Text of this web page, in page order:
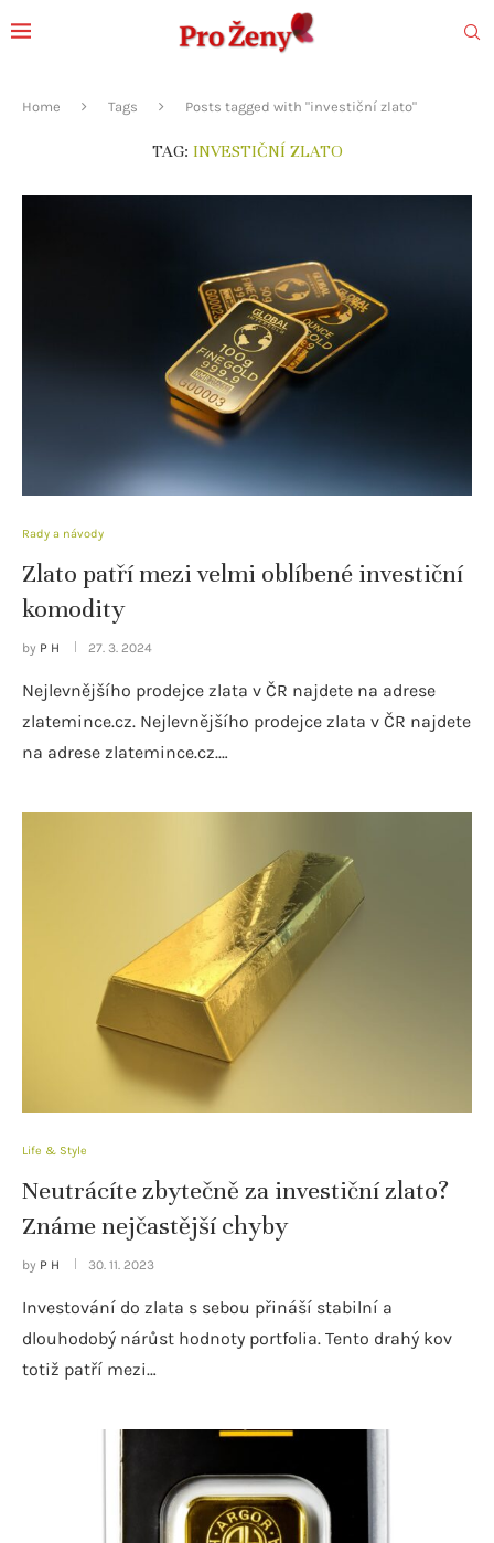
Home Tags Posts tagged with "investiční zlato"
TAG: INVESTIČNÍ ZLATO
Rady a návody
Zlato patří mezi velmi oblíbené investiční
komodity
by P H 27. 3. 2024
Nejlevnějšího prodejce zlata v ČR najdete na adrese
zlatemince.cz. Nejlevnějšího prodejce zlata v ČR najdete
na adrese zlatemince.cz.…
Life & Style
Neutrácíte zbytečně za investiční zlato?
Známe nejčastější chyby
by P H 30. 11. 2023
Investování do zlata s sebou přináší stabilní a
dlouhodobý nárůst hodnoty portfolia. Tento drahý kov
totiž patří mezi…